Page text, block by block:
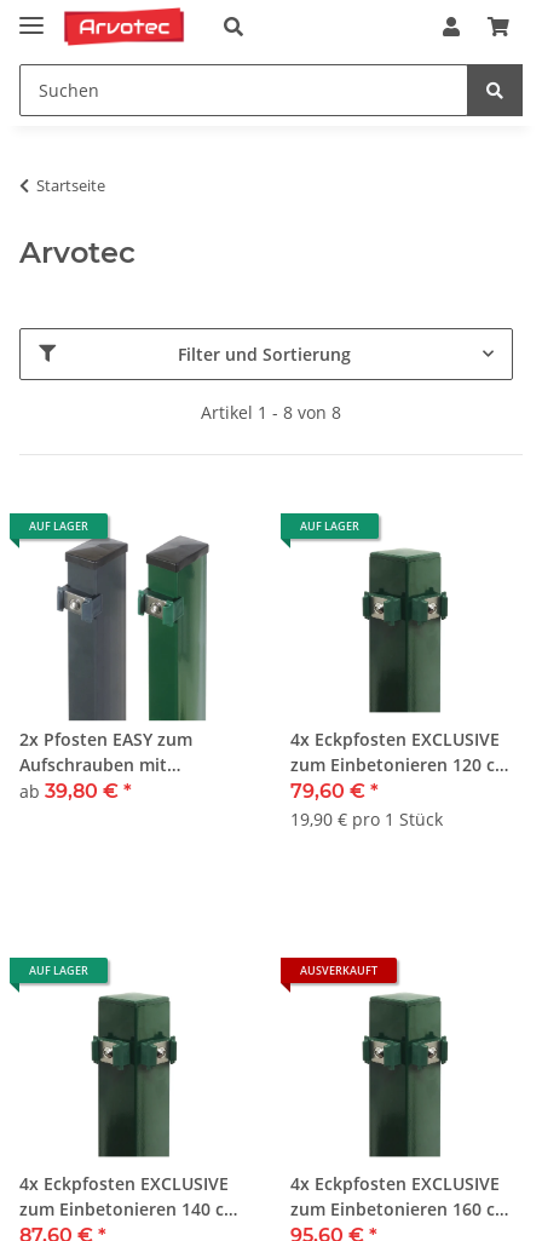
Startseite
Arvotec
Filter und Sortierung
Artikel 1 - 8 von 8
AUF LAGER
2x Pfosten EASY zum
Aufschrauben mit
angeschweißter
ab 39,80 € *
AUF LAGER
4x Eckpfosten EXCLUSIVE
zum Einbetonieren 120 cm
Grün
79,60 € *
19,90 € pro 1 Stück
AUF LAGER
4x Eckpfosten EXCLUSIVE
zum Einbetonieren 140 cm
Grün
87,60 € *
AUSVERKAUFT
4x Eckpfosten EXCLUSIVE
zum Einbetonieren 160 cm
Grün
95,60 € *